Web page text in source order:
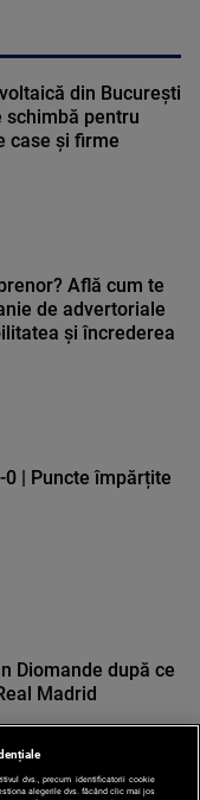
din București
schimbă pentru
case și firme
Află cum te
de advertoriale
și încrederea
0 | Puncte împărțite
Diomande după ce
Madrid
dvs., precum identificatorii cookie
alegerile dvs. făcând clic mai jos